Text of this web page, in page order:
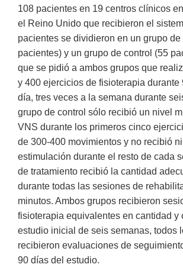
108 pacientes en 19 centros clínicos
el Reino Unido que recibieron el
pacientes se dividieron en un grupo
pacientes) y un grupo de control (55
que se pidió a ambos grupos que
y 400 ejercicios de fisioterapia durante
día, tres veces a la semana durante
grupo de control sólo recibió un nivel
VNS durante los primeros cinco
de 300-400 movimientos y no recibió
estimulación durante el resto de cada
de tratamiento recibió la cantidad
durante todas las sesiones de
minutos. Ambos grupos recibieron
fisioterapia equivalentes en cantidad y
estudio inicial de seis semanas, todos
recibieron evaluaciones de
90 días del estudio.